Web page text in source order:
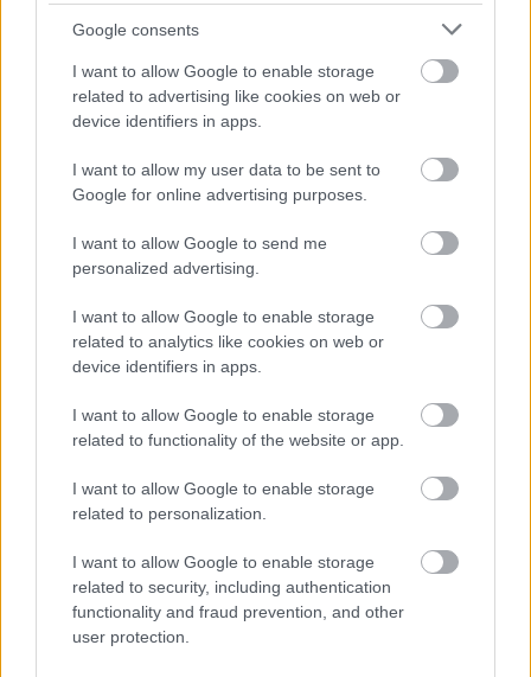
Google consents
I want to allow Google to enable storage
related to advertising like cookies on web or
device identifiers in apps.
I want to allow my user data to be sent to
Google for online advertising purposes.
I want to allow Google to send me
personalized advertising.
I want to allow Google to enable storage
related to analytics like cookies on web or
device identifiers in apps.
I want to allow Google to enable storage
related to functionality of the website or app.
I want to allow Google to enable storage
related to personalization.
I want to allow Google to enable storage
related to security, including authentication
functionality and fraud prevention, and other
user protection.
Sok volt az igazolatlan hiányzás, Pócs János fizetéslevonást
A Szolnok megyei gazdák nagyon nem akarták a JÉGER
további üzemeltetését
Csendélet 5.0: alig balesetveszélyes lépcső és remek
állapotban levő buszmegálló mutatja, hogy Szolnok mennyire
Pénteken újra csökken a benzin és a gázolaj ára is
Napokon belül megválasztja az új köztársasági elnököt az
Országgyűlés
Kiterjedt tüzek pusztítanak az országban, köztük Karcagon
Harmadfokú hőségriasztás az országban: Szolnokon klímát
javítottak, helikoptereket is bevetettek a tüzeknél
A zárkában rosszul lett, elájult – ilyen körülményekről
számoltak be a szolnoki börtönből
Váratlan fennakadás borította fel a Szolnok–Kecskemét
vasútvonal közlekedését
A polgármester a szolnoki cégekhez fordult: több száz
elbocsátott dolgozón segítene